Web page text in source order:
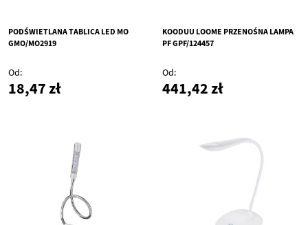
PODŚWIETLANA TABLICA LED MO
GMO/MO2919
Od
18,47 zł
KOODUU LOOME PRZENOŚNA LAMPA
PF GPF/124457
Od
441,42 zł